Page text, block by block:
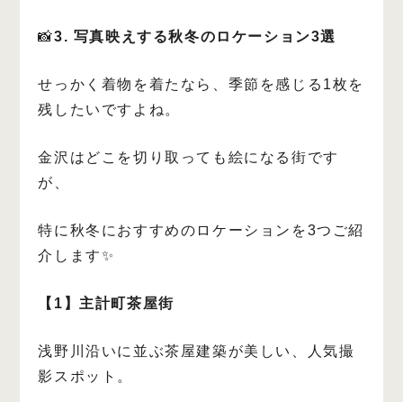
📸3. 写真映えする秋冬のロケーション3選
せっかく着物を着たなら、季節を感じる1枚を
残したいですよね。
金沢はどこを切り取っても絵になる街です
が、
特に秋冬におすすめのロケーションを3つご紹
介します✨
【1】主計町茶屋街
浅野川沿いに並ぶ茶屋建築が美しい、人気撮
影スポット。